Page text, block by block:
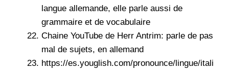
langue allemande, elle parle aussi de
grammaire et de vocabulaire
Chaine YouTube de Herr Antrim: parle de pas
mal de sujets, en allemand
https://es.youglish.com/pronounce/lingue/itali